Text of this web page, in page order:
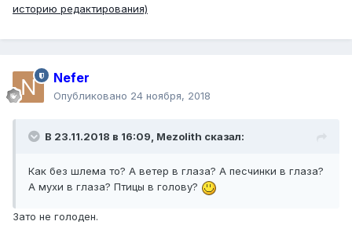
историю редактирования)
Nefer
Опубликовано 24 ноября, 2018
В 23.11.2018 в 16:09, Mezolith сказал:
Как без шлема то? А ветер в глаза? А песчинки в глаза?
А мухи в глаза? Птицы в голову?
Зато не голоден.